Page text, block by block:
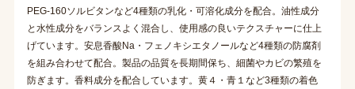
PEG-160ソルビタンなど4種類の乳化・可溶化成分を配合。油性成分
と水性成分をバランスよく混合し、使用感の良いテクスチャーに仕上
げています。安息香酸Na・フェノキシエタノールなど4種類の防腐剤
を組み合わせて配合。製品の品質を長期間保ち、細菌やカビの繁殖を
防ぎます。香料成分を配合しています。黄４・青１など3種類の着色